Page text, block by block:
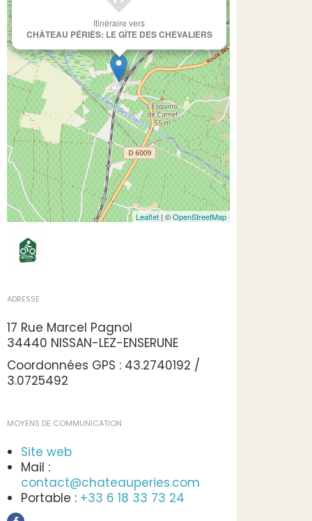
Itinéraire vers
CHÂTEAU PÉRIÈS: LE GÎTE DES CHEVALIERS
Leaflet | ©OpenStreetMap
ADRESSE
17 Rue Marcel Pagnol
34440 NISSAN-LEZ-ENSERUNE
Coordonnées GPS : 43.2740192 /
3.0725492
MOYENS DE COMMUNICATION
Site web
Mail :
contact@chateauperies.com
Portable : +33 6 18 33 73 24